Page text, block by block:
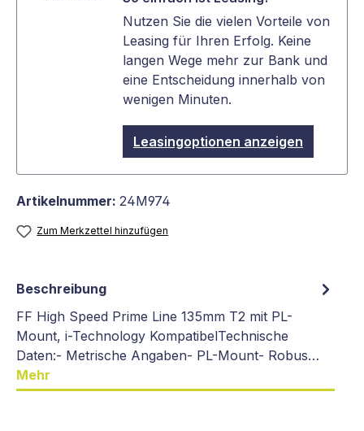
Nutzen Sie die vielen Vorteile von
Leasing für Ihren Erfolg. Keine
langen Wege mehr zur Bank und
eine Entscheidung innerhalb von
wenigen Minuten.
Leasingoptionen anzeigen
Artikelnummer: 24M974
Zum Merkzettel hinzufügen
Beschreibung
FF High Speed Prime Line 135mm T2 mit PL-
Mount, i-Technology KompatibelTechnische
Daten:- Metrische Angaben- PL-Mount- Robus…
Mehr